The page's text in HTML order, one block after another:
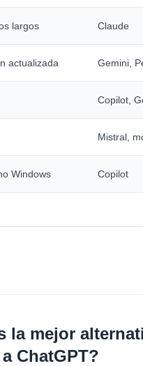
largos Claude
actualizada Gemini,
Copilot,
Mistral,
Windows Copilot
la mejor
ChatGPT?